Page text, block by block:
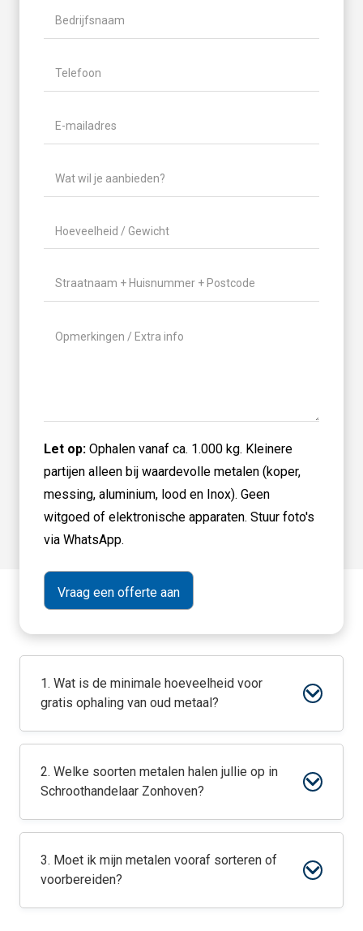
Bedrijfsnaam
Telefoon
mailadres(Vereist)
Wat
wil
aanbieden?
Hoeveelheid
/
Locatie(Vereist)
Geen
Let op: Ophalen vanaf ca. 1.000 kg. Kleinere
partijen alleen bij waardevolle metalen (koper,
messing, aluminium, lood en Inox). Geen
witgoed of elektronische apparaten. Stuur foto's
via WhatsApp.
1. Wat is de minimale hoeveelheid voor
gratis ophaling van oud metaal?
2. Welke soorten metalen halen jullie op in
Schroothandelaar Zonhoven?
3. Moet ik mijn metalen vooraf sorteren of
voorbereiden?